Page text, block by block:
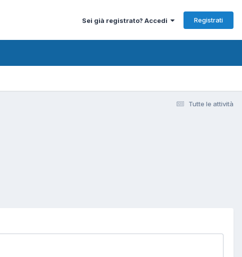
Sei già registrato? Accedi Registrati
Tutte le attività